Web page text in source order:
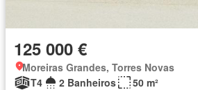
125 000 €
Moreiras Grandes, Torres Novas
T4
2 Banheiros 50 m²